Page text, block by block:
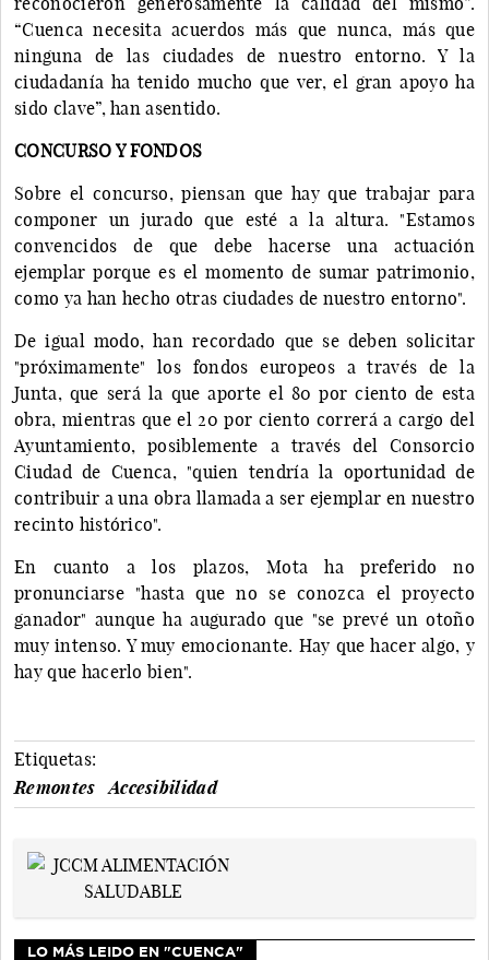
“Cuenca necesita acuerdos más que nunca, más que
ninguna de las ciudades de nuestro entorno. Y la
ciudadanía ha tenido mucho que ver, el gran apoyo ha
sido clave”, han asentido.
CONCURSO Y FONDOS
Sobre el concurso, piensan que hay que trabajar para
componer un jurado que esté a la altura. "Estamos
convencidos de que debe hacerse una actuación
ejemplar porque es el momento de sumar patrimonio,
como ya han hecho otras ciudades de nuestro entorno".
De igual modo, han recordado que se deben solicitar
"próximamente" los fondos europeos a través de la
Junta, que será la que aporte el 80 por ciento de esta
obra, mientras que el 20 por ciento correrá a cargo del
Ayuntamiento, posiblemente a través del Consorcio
Ciudad de Cuenca, "quien tendría la oportunidad de
contribuir a una obra llamada a ser ejemplar en nuestro
recinto histórico".
En cuanto a los plazos, Mota ha preferido no
pronunciarse "hasta que no se conozca el proyecto
ganador" aunque ha augurado que "se prevé un otoño
muy intenso. Y muy emocionante. Hay que hacer algo, y
hay que hacerlo bien".
Etiquetas:
Remontes
Accesibilidad
LO MÁS LEIDO EN "CUENCA"